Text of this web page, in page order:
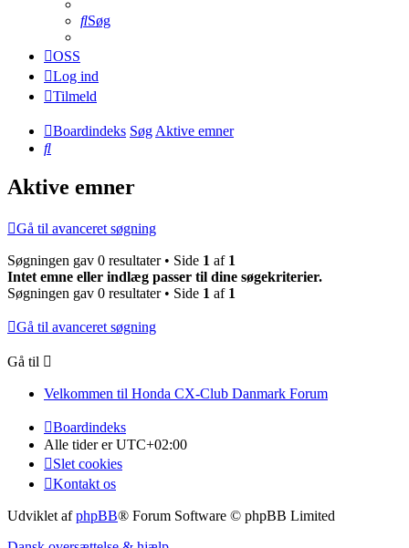
Søg
OSS
Log ind
Tilmeld
Boardindeks SøgAktive emner
Søg
Aktive emner
Gå til avanceret søgning
Søgningen gav 0 resultater • Side 1 af 1
Intet emne eller indlæg passer til dine søgekriterier.
Søgningen gav 0 resultater • Side 1 af 1
Gå til avanceret søgning
Gå til
Velkommen til Honda CX-Club Danmark Forum
Boardindeks
Alle tider erUTC+02:00
Slet cookies
Kontakt os
Udviklet afphpBB® Forum Software © phpBB Limited